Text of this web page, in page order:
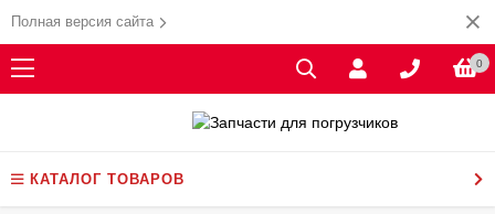
Полная версия сайта
0
КАТАЛОГ ТОВАРОВ